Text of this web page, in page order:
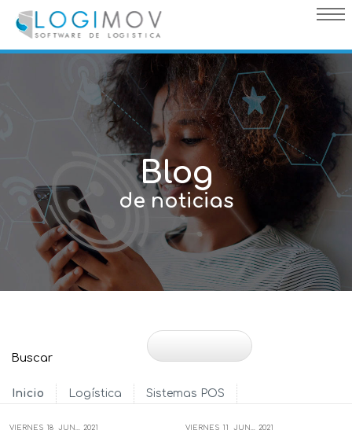
query failed, Table 'nwproject5_logimov.preload_images' doesn't
exist::SQL Query: /*qc=on*/ select * from preload_images where
pagina=15
Blog
de noticias
Inicio Logística Sistemas POS
VIERNES 18 JUN... 2021 VIERNES 11 JUN... 2021